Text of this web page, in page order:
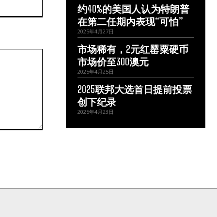
约40%的美国人认为特朗普
在第二任期内表现“可怕”
2025年4月27日
市场稀有，2元红罂粟硬币
市场价至300澳元
2025年4月25日
2025联邦大选首日提前投票
创下纪录
2025年4月23日